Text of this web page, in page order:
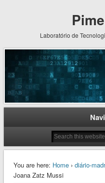
Laboratório de
You are here: Home› diário-
Joana Zatz Mussi